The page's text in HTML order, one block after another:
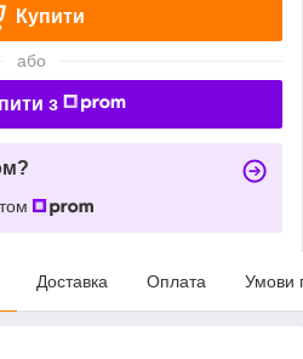
Купити
або
з
Доставка Оплата Умови